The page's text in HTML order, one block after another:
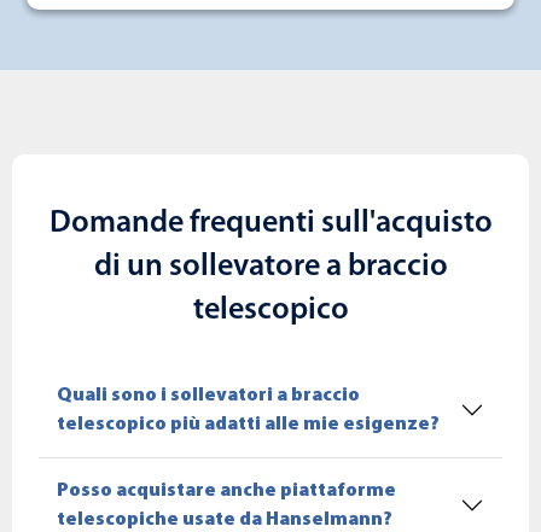
Domande frequenti sull'acquisto
di un sollevatore a braccio
telescopico
Quali sono i sollevatori a braccio
telescopico più adatti alle mie esigenze?
Posso acquistare anche piattaforme
telescopiche usate da Hanselmann?